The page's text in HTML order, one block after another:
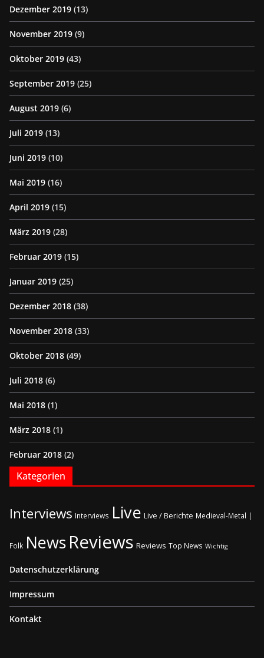
Dezember 2019 (13)
November 2019 (9)
Oktober 2019 (43)
September 2019 (25)
August 2019 (6)
Juli 2019 (13)
Juni 2019 (10)
Mai 2019 (16)
April 2019 (15)
März 2019 (28)
Februar 2019 (15)
Januar 2019 (25)
Dezember 2018 (38)
November 2018 (33)
Oktober 2018 (49)
Juli 2018 (6)
Mai 2018 (1)
März 2018 (1)
Februar 2018 (2)
Kategorien
Interviews Interviews Live Live / Berichte Medieval-Metal |
Folk NewsReviews Reviews Top News Wichtig
Datenschutzerklärung
Impressum
Kontakt